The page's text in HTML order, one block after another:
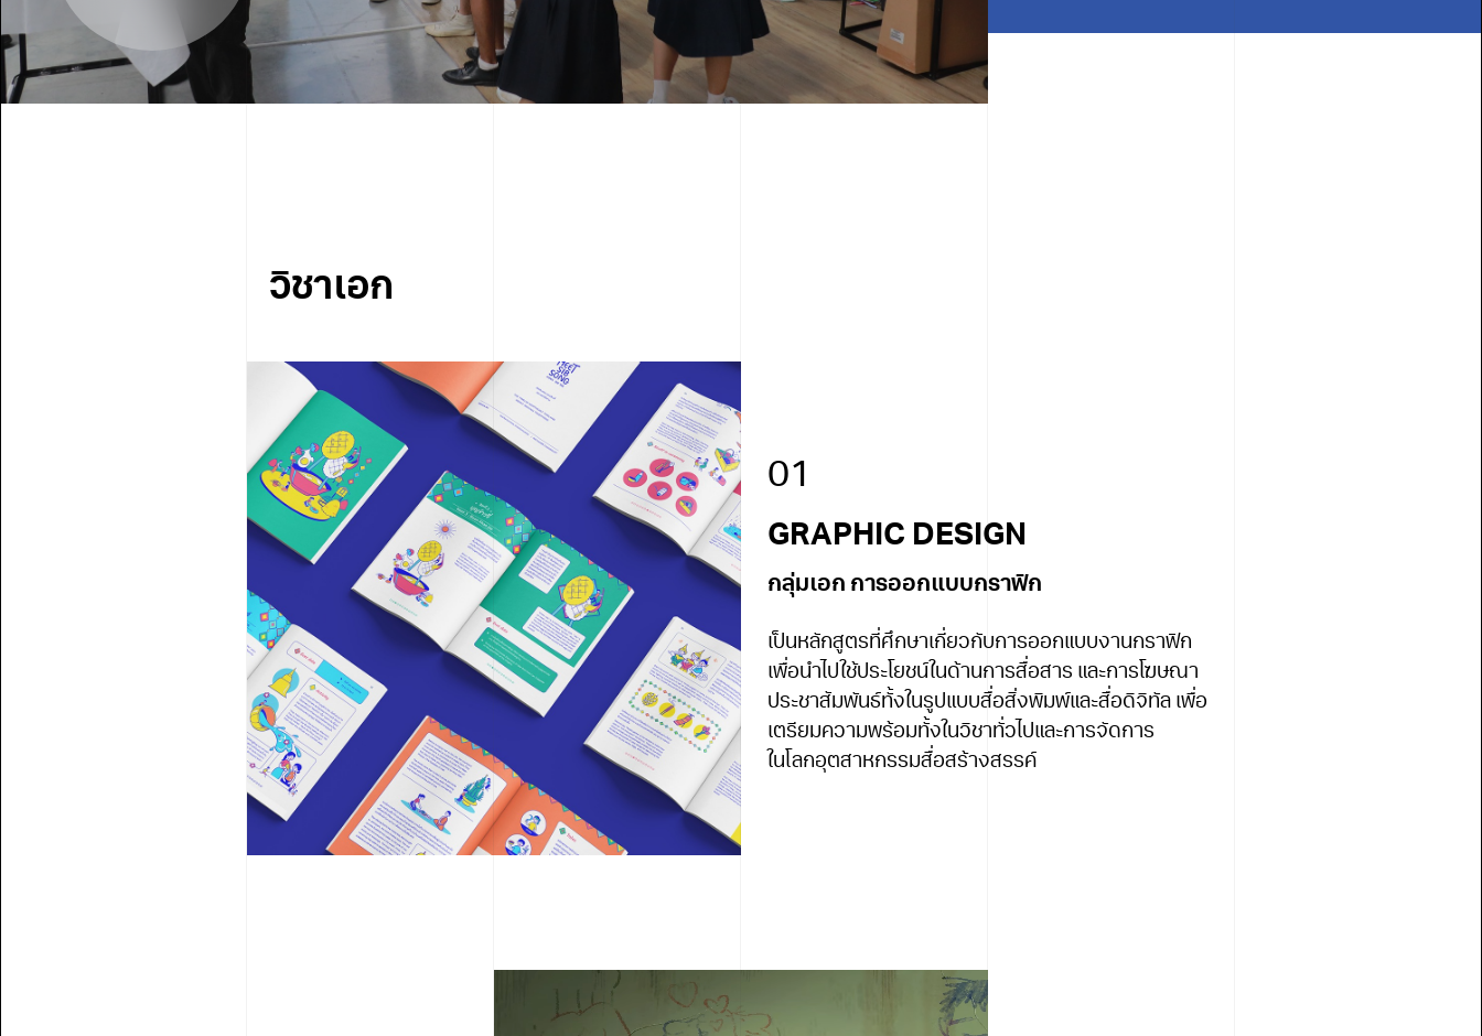
วิชาเอก
01
GRAPHIC DESIGN
กลุ่มเอก การออกแบบกราฟิก
เป็นหลักสูตรที่ศึกษาเกี่ยวกับการออกแบบงานกราฟิก
เพื่อนำไปใช้ประโยชน์ในด้านการสื่อสาร และการโฆษณา
ประชาสัมพันธ์ทั้งในรูปแบบสื่อสิ่งพิมพ์และสื่อดิจิทัล เพื่อ
เตรียมความพร้อมทั้งในวิชาทั่วไปและการจัดการ
ในโลกอุตสาหกรรมสื่อสร้างสรรค์